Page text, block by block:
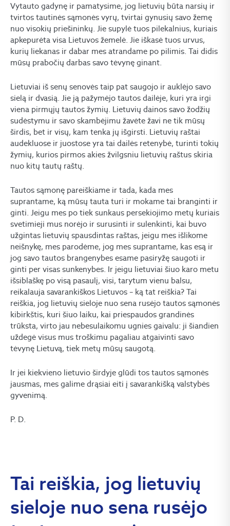
Tai reiškia, jog lietuvių
sieloje nuo sena rusėjo
Vytauto gadynę ir pamatysime, jog lietuvių būta narsių ir
tvirtos tautinės sąmonės vyrų, tvirtai gynusių savo žemę
nuo visokių priešininkų. Jie supylė tuos pilekalnius, kuriais
apkepurėta visa Lietuvos žemelė. Jie iškasė tuos urvus,
kurių liekanas ir dabar mes atrandame po pilimis. Tai didis
mūsų prabočių darbas savo tėvynę ginant.
Lietuviai iš senų senovės taip pat saugojo ir auklėjo savo
sielą ir dvasią. Jie ją pažymėjo tautos dailėje, kuri yra irgi
viena pirmųjų tautos žymių. Lietuvių dainos savo žodžių
sudėstymu ir savo skambėjimu žavėte žavi ne tik mūsų
širdis, bet ir visų, kam tenka jų išgirsti. Lietuvių raštai
audekluose ir juostose yra tai dailės retenybė, turinti tokių
žymių, kurios pirmos akies žvilgsniu lietuvių raštus skiria
nuo kitų tautų raštų.
Tautos sąmonę pareiškiame ir tada, kada mes
suprantame, ką mūsų tauta turi ir mokame tai branginti ir
ginti. Jeigu mes po tiek sunkaus persekiojimo metų kuriais
svetimieji mus norėjo ir surusinti ir sulenkinti, kai buvo
užgintas lietuvių spausdintas raštas, jeigu mes išlikome
neišnykę, mes parodėme, jog mes suprantame, kas esą ir
jog savo tautos brangenybes esame pasiryžę saugoti ir
ginti per visas sunkenybes. Ir jeigu lietuviai šiuo karo metu
išsiblaškę po visą pasaulį, visi, tarytum vienu balsu,
reikalauja savarankiškos Lietuvos – ką tat reiškia? Tai
reiškia, jog lietuvių sieloje nuo sena rusėjo tautos sąmonės
kibirkštis, kuri šiuo laiku, kai priespaudos grandinės
trūksta, virto jau nebesulaikomu ugnies gaivalu: ji šiandien
uždegė visus mus troškimu pagaliau atgaivinti savo
tėvynę Lietuvą, tiek metų mūsų saugotą.
Ir jei kiekvieno lietuvio širdyje glūdi tos tautos sąmonės
jausmas, mes galime drąsiai eiti į savarankišką valstybės
gyvenimą.
P. D.